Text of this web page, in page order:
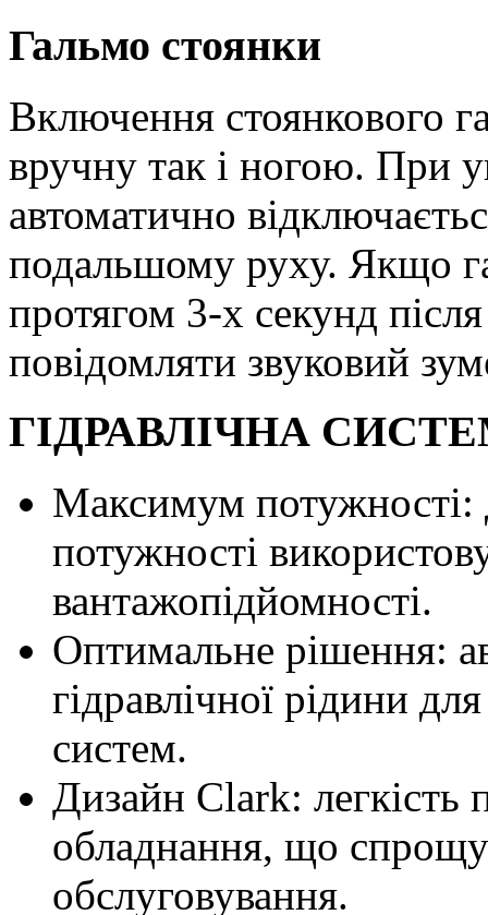
Гальмо стоянки
Включення стоянкового
вручну так і ногою. При
автоматично
подальшому руху. Якщо
протягом 3-х секунд
повідомляти звуковий
ГІДРАВЛІЧНА
Максимум потужності:
потужності
вантажопідйомності.
Оптимальне рішення:
гідравлічної рідини
систем.
Дизайн Clark: легкість
обладнання, що
обслуговування.